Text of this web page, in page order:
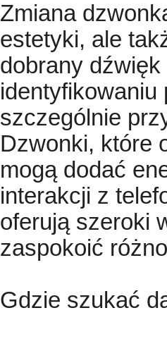
Zmiana
estetyki, ale
dobrany
identyfikowaniu
szczególnie
Dzwonki, które
mogą dodać
interakcji z
oferują szeroki
zaspokoić
Gdzie szukać